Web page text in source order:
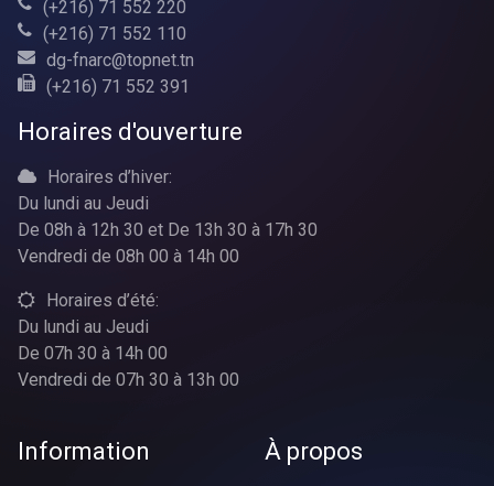
(+216) 71 552 220
(+216) 71 552 110
dg-fnarc@topnet.tn
(+216) 71 552 391
Horaires d'ouverture
Horaires d’hiver:
Du lundi au Jeudi
De 08h à 12h 30 et De 13h 30 à 17h 30
Vendredi de 08h 00 à 14h 00
Horaires d’été:
Du lundi au Jeudi
De 07h 30 à 14h 00
Vendredi de 07h 30 à 13h 00
Information À propos